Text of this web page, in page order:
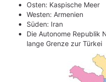
Osten: Kaspische Meer
Westen: Armenien
Süden: Iran
Die Autonome Republik
lange Grenze zur Türkei